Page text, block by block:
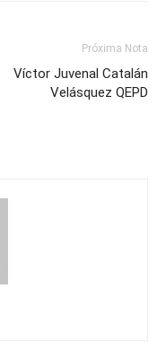
Próxima Nota
Víctor Juvenal Catalán
Velásquez QEPD